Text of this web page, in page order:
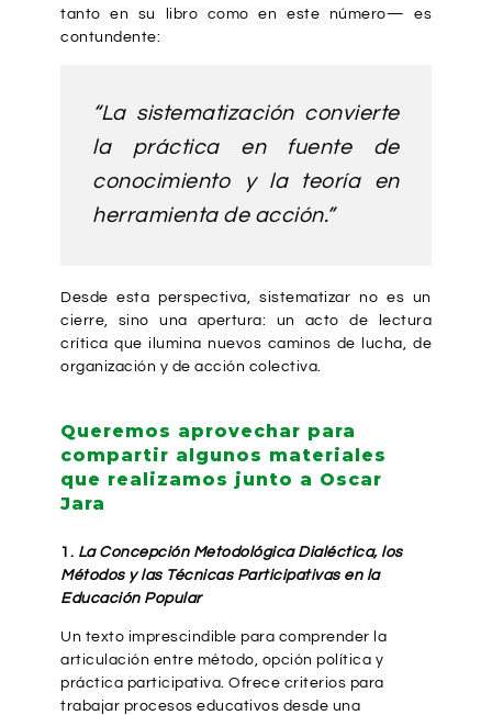
tanto en su libro como en este número— es
contundente:
“La sistematización convierte
la práctica en fuente de
conocimiento y la teoría en
herramienta de acción.”
Desde esta perspectiva, sistematizar no es un
cierre, sino una apertura: un acto de lectura
crítica que ilumina nuevos caminos de lucha, de
organización y de acción colectiva.
Queremos aprovechar para
compartir algunos materiales
que realizamos junto a Oscar
Jara
1. La Concepción Metodológica Dialéctica, los
Métodos y las Técnicas Participativas en la
Educación Popular
Un texto imprescindible para comprender la
articulación entre método, opción política y
práctica participativa. Ofrece criterios para
trabajar procesos educativos desde una